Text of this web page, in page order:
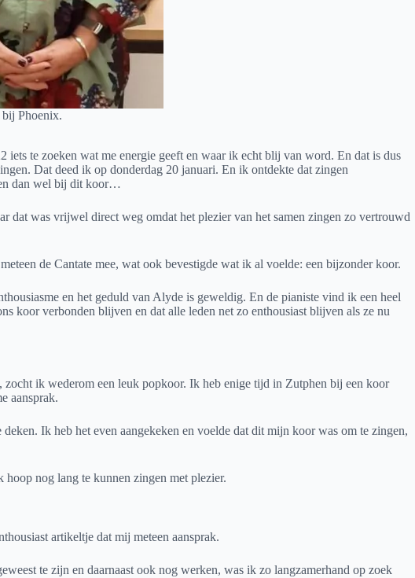
Phoenix.
te zoeken wat me energie geeft en waar ik echt blij van word. En dat is dus
Dat deed ik op donderdag 20 januari. En ik ontdekte dat zingen
dan wel bij dit koor…
dat was vrijwel direct weg omdat het plezier van het samen zingen zo vertrouwd
de Cantate mee, wat ook bevestigde wat ik al voelde: een bijzonder koor.
en het geduld van Alyde is geweldig. En de pianiste vind ik een heel
koor verbonden blijven en dat alle leden net zo enthousiast blijven als ze nu
ik wederom een leuk popkoor. Ik heb enige tijd in Zutphen bij een koor
aansprak.
Ik heb het even aangekeken en voelde dat dit mijn koor was om te zingen,
nog lang te kunnen zingen met plezier.
artikeltje dat mij meteen aansprak.
te zijn en daarnaast ook nog werken, was ik zo langzamerhand op zoek